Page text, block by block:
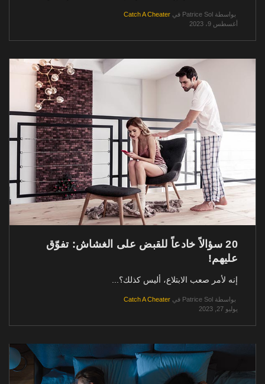
بواسطة Patrice Sol في Catch A Cheater
أغسطس 9، 2023
20 سؤالاً خادعاً للقبض على الغشاش: تفوّق
عليهم!
إنه لأمر صعب الابتلاع، أليس كذلك؟...
بواسطة Patrice Sol في Catch A Cheater
يوليو 27, 2023